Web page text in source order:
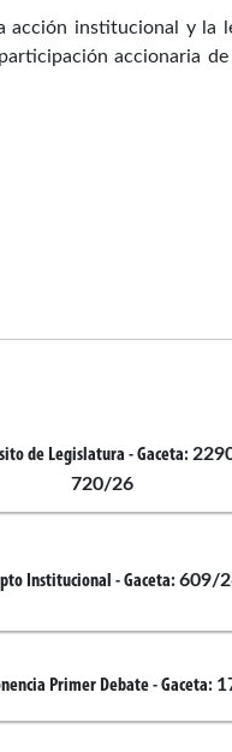
institucional y la
accionaria de
de Legislatura - Gaceta:
720/26
Institucional - Gaceta: 609/
Primer Debate- Gaceta: